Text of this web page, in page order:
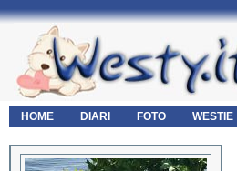
HOME DIARI FOTO WESTIE